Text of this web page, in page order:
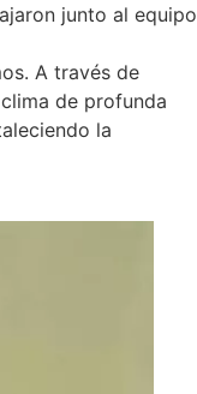
junto al equipo
A través de
de profunda
la